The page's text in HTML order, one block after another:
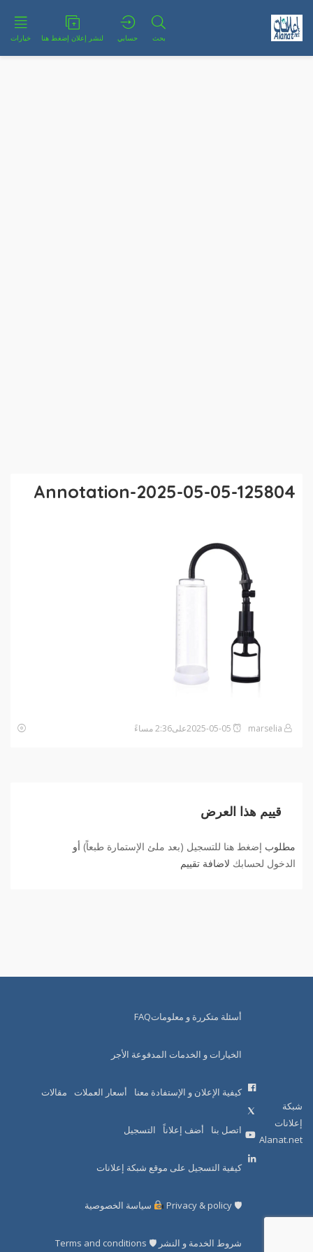
بحث حسابي لنشر إعلان إضغط هنا خيارات
Annotation-2025-05-05-125804
قييم هذا العرض
مطلوب إضغط هنا للتسجيل (بعد ملئ الإستمارة طبعاً) أو
الدخول لحسابك لاضافة تقييم
شبكة
إعلانات
Alanat.net
أسئلة متكررة و معلوماتFAQ
الخيارات و الخدمات المدفوعة الأجر
كيفية الإعلان و الإستفادة معنا أسعار العملات مقالات
اتصل بنا أضف إعلاناً التسجيل
كيفية التسجيل على موقع شبكة إعلانات
🛡 Privacy & policy سياسة الخصوصية
شروط الخدمة و النشر 🛡 Terms and conditions